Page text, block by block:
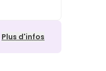
Plus d'infos